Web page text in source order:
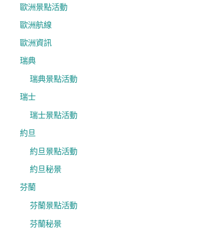
歐洲景點活動
歐洲航線
歐洲資訊
瑞典
瑞典景點活動
瑞士
瑞士景點活動
約旦
約旦景點活動
約旦秘景
芬蘭
芬蘭景點活動
芬蘭秘景